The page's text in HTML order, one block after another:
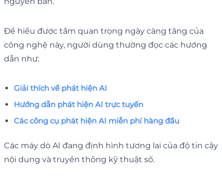
Để hiểu được tầm quan trọng ngày càng tăng của
công nghệ này, người dùng thường đọc các hướng
dẫn như:
Giải thích về phát hiện AI
Hướng dẫn phát hiện AI trực tuyến
Các công cụ phát hiện AI miễn phí hàng đầu
Các máy dò AI đang định hình tương lai của độ tin cậy
nội dung và truyền thông kỹ thuật số.